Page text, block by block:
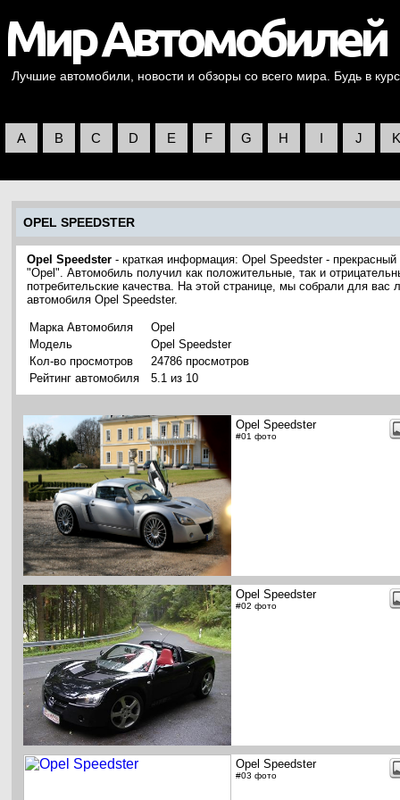
Лучшие автомобили, новости и обзоры со всего мира. Будь в
A B C D E F G H I J K
OPEL SPEEDSTER
Opel Speedster - краткая информация: Opel Speedster -
"Opel". Автомобиль получил как положительные, так и
потребительские качества. На этой странице, мы собрали для
автомобиля Opel Speedster.
Марка Автомобиля
Opel
Модель
Opel Speedster
Кол-во просмотров
24786 просмотров
Рейтинг автомобиля
5.1 из 10
Opel Speedster
#01 фото
Opel Speedster
#02 фото
Opel Speedster
#03 фото